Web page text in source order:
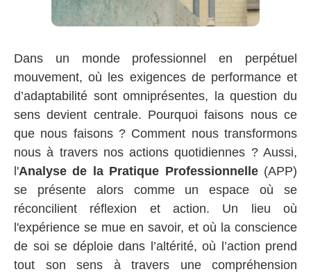
Dans un monde professionnel en perpétuel
mouvement, où les exigences de performance et
d’adaptabilité sont omniprésentes, la question du
sens devient centrale. Pourquoi faisons nous ce
que nous faisons ? Comment nous transformons
nous à travers nos actions quotidiennes ? Aussi,
l'Analyse de la Pratique Professionnelle(APP)
se présente alors comme un espace où se
réconcilient réflexion et action. Un lieu où
l'expérience se mue en savoir, et où la conscience
de soi se déploie dans l’altérité, où l’action prend
tout son sens à travers une compréhension